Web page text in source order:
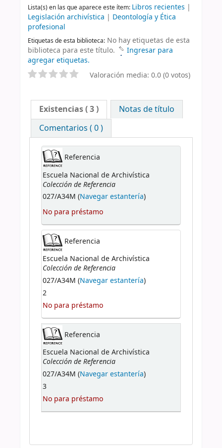
Lista(s) en las que aparece este ítem: Libros recientes |
Legislación archivística | Deontología y Ética
profesional
Etiquetas de esta biblioteca: No hay etiquetas de esta
biblioteca para este título.
Ingresar para
agregar etiquetas.
Valoración media: 0.0 (0 votos)
Existencias( 3 )
Notas de título
Comentarios ( 0 )
Referencia
Escuela Nacional de Archivística
Colección de Referencia
027/A34M (Navegar estantería)
No para préstamo
Referencia
Escuela Nacional de Archivística
Colección de Referencia
027/A34M (Navegar estantería)
2
No para préstamo
Referencia
Escuela Nacional de Archivística
Colección de Referencia
027/A34M (Navegar estantería)
3
No para préstamo